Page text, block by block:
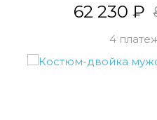
62 230 ₽
4